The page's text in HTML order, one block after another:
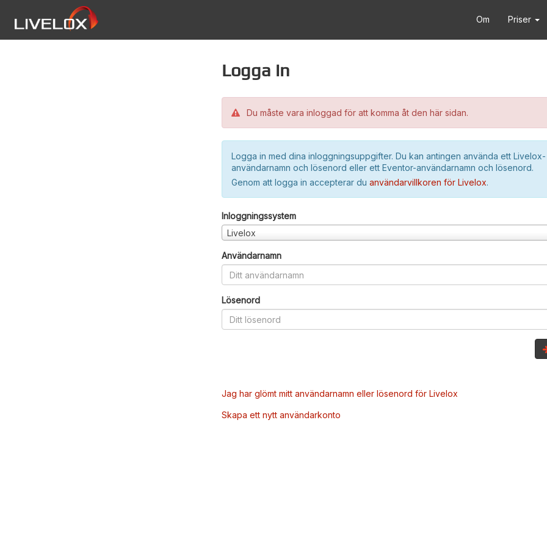
Om Priser
Logga in
Du måste vara inloggad för att komma åt den här sidan.
Logga in med dina inloggningsuppgifter. Du kan antingen använda ett Livelox-
användarnamn och lösenord eller ett Eventor-användarnamn och lösenord.
Genom att logga in accepterar du användarvillkoren för Livelox.
Inloggningssystem
Livelox
Användarnamn
Lösenord
Jag har glömt mitt användarnamn eller lösenord för Livelox
Skapa ett nytt användarkonto